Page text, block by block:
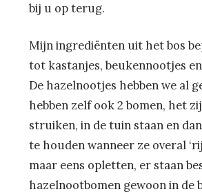
bij u op terug.
Mijn ingrediënten uit het bos
tot kastanjes, beukennootjes
De hazelnootjes hebben we al
hebben zelf ook 2 bomen, het
struiken, in de tuin staan en
te houden wanneer ze overal
maar eens opletten, er staan
hazelnootbomen gewoon in de